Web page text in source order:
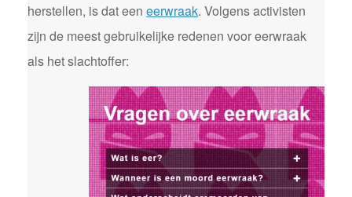
herstellen, is dat een eerwraak. Volgens activisten
zijn de meest gebruikelijke redenen voor eerwraak
als het slachtoffer: